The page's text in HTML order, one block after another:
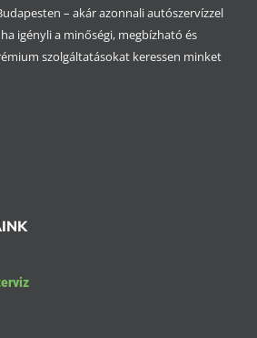
– akár azonnali autószervízzel
igényli a minőségi, megbízható és
szolgáltatásokat keressen minket